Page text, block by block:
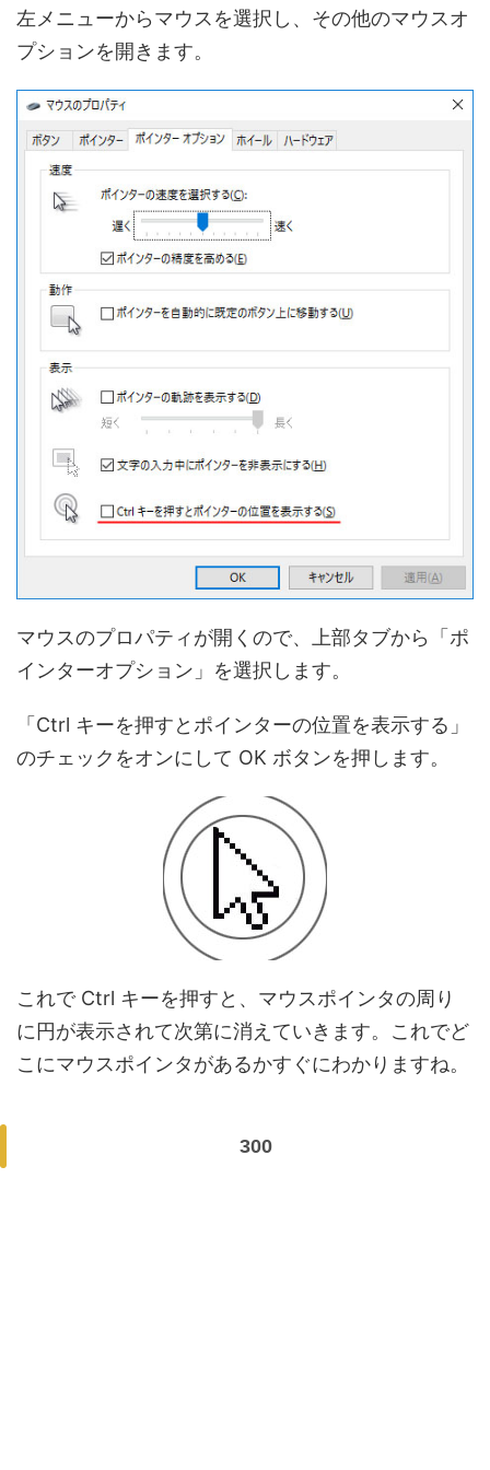
左メニューからマウスを選択し、その他のマウスオ
プションを開きます。
マウスのプロパティが開くので、上部タブから「ポ
インターオプション」を選択します。
「Ctrl キーを押すとポインターの位置を表示する」
のチェックをオンにして OK ボタンを押します。
これで Ctrl キーを押すと、マウスポインタの周り
に円が表示されて次第に消えていきます。これでど
こにマウスポインタがあるかすぐにわかりますね。
300